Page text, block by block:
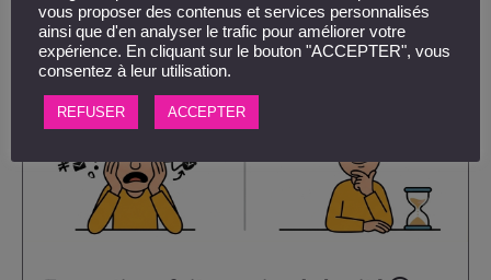
vous proposer des contenus et services personnalisés
ainsi que d'en analyser le trafic pour améliorer votre
expérience. En cliquant sur le bouton "ACCEPTER", vous
consentez à leur utilisation.
REFUSER ACCEPTER